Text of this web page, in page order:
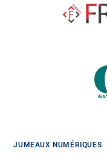
JUMEAUX NUMÉRIQUES